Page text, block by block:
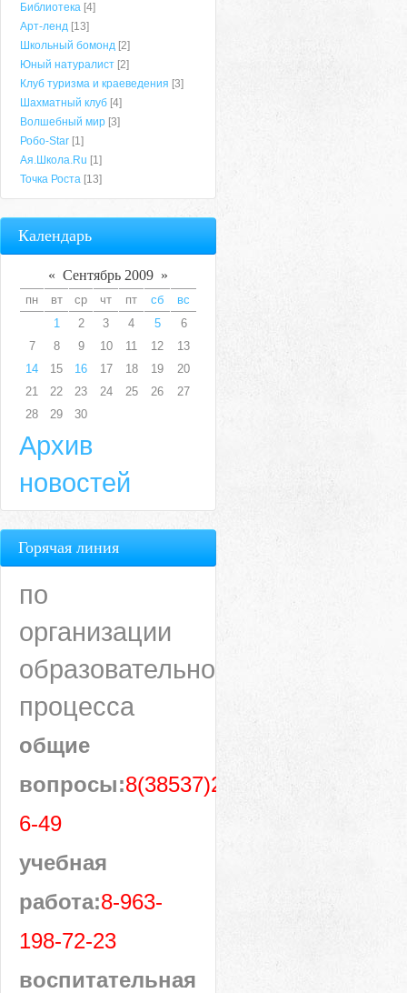
Библиотека [4]
Арт-ленд [13]
Школьный бомонд [2]
Юный натуралист [2]
Клуб туризма и краеведения [3]
Шахматный клуб [4]
Волшебный мир [3]
Робо-Star [1]
Ая.Школа.Ru [1]
Точка Роста [13]
Календарь
« Сентябрь 2009 »
пн вт ср чт пт сб
вс
1
2 3 4 5
6
7
8 9 10 11 12
13
14
15 16 17 18 19
20
21
22 23 24 25 26
27
28
29 30
Архив
новостей
Горячая линия
по
организации
образовательного
процесса
общие
вопросы:8(38537)28-
6-49
учебная
работа:8-963-
198-72-23
воспитательная